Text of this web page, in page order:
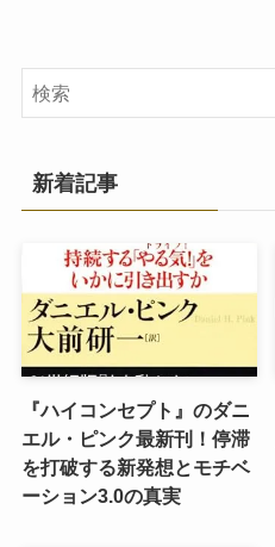
新着記事
『ハイコンセプト』のダニ
エル・ピンク最新刊！停滞
を打破する新発想とモチベ
ーション3.0の真実